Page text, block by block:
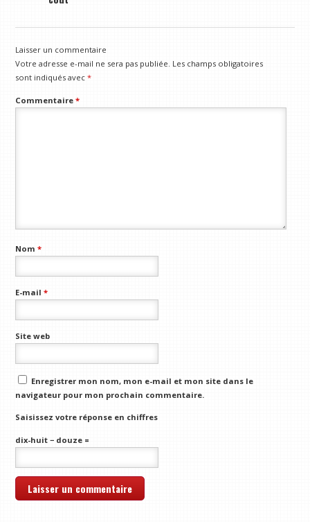
Laisser un commentaire
Votre adresse e-mail ne sera pas publiée. Les champs obligatoires
sont indiqués avec*
Commentaire*
Nom*
E-mail*
Site web
Enregistrer mon nom, mon e-mail et mon site dans le
navigateur pour mon prochain commentaire.
Saisissez votre réponse en chiffres
dix-huit − douze =